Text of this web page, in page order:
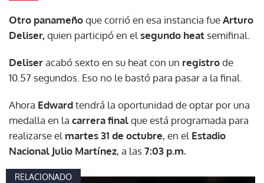
Otro panameñoque corrió en esa instancia fueArturo
Deliser,quien participó en elsegundo heat semifinal.
Deliseracabó sexto en su heat con un registrode
10.57 segundos. Eso no le bastó para pasar a la final.
Ahora Edwardtendrá la oportunidad de optar por una
medalla en la carrera finalque está programada para
realizarse el martes 31 de octubre, en el Estadio
Nacional Julio Martínez, a las7:03 p.m.
RELACIONADO